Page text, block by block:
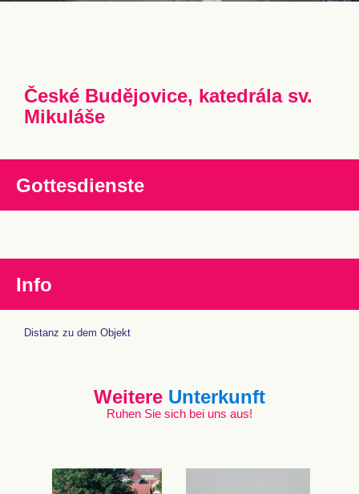
České Budějovice, katedrála sv.
Mikuláše
Gottesdienste
Info
Distanz zu dem Objekt
Weitere Unterkunft
Ruhen Sie sich bei uns aus!